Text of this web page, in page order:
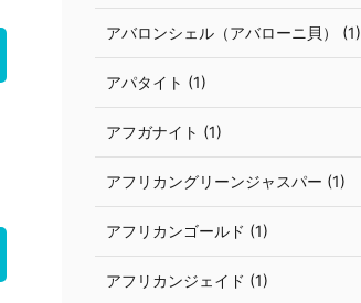
アバロンシェル（アバローニ貝） (1)
アパタイト (1)
アフガナイト (1)
アフリカングリーンジャスパー (1)
アフリカンゴールド (1)
アフリカンジェイド (1)